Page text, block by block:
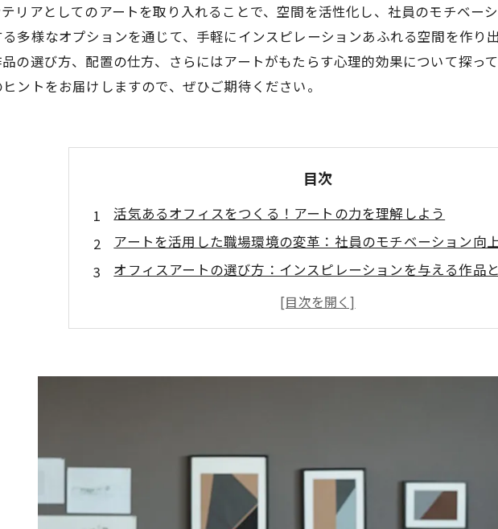
リアとしてのアートを取り入れることで、空間を活性化し、社員のモチベー
多様なオプションを通じて、手軽にインスピレーションあふれる空間を作り
の選び方、配置の仕方、さらにはアートがもたらす心理的効果について探っ
ントをお届けしますので、ぜひご期待ください。
目次
活気あるオフィスをつくる！アートの力を理解しよう
アートを活用した職場環境の変革：社員のモチベーション向
オフィスアートの選び方：インスピレーションを与える作品
アートの配置が生む効果：クリエイティビティを引き出す空
心の余裕が生まれる！アートがもたらす心理的効果とは
１ お問い合わせ
魅力ある職場を作るための総まとめ：アート活用法を再確認